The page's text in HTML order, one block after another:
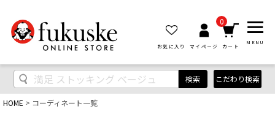
お気に入り マイページ
0
カート
MENU
検索 こだわり検索
HOME コーディネート一覧